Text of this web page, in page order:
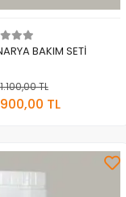
BAKIM SETİ
1.100,00 TL
900,00 TL
Sepete Ekle